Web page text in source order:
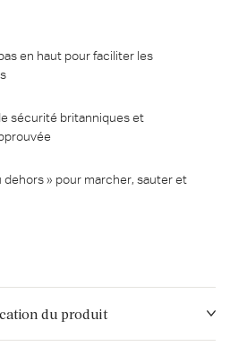
en haut pour faciliter les
sécurité britanniques et
dehors » pour marcher, sauter et
du produit